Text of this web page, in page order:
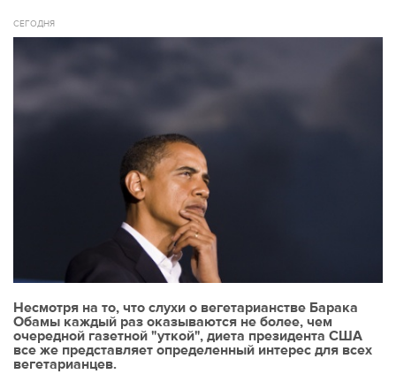
СЕГОДНЯ
Несмотря на то, что слухи о вегетарианстве Барака
Обамы каждый раз оказываются не более, чем
очередной газетной "уткой", диета президента США
все же представляет определенный интерес для всех
вегетарианцев.